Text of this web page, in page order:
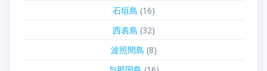
石垣島 (16)
西表島 (32)
波照間島 (8)